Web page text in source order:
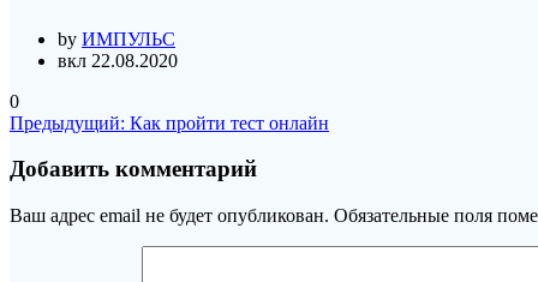
by ИМПУЛЬС
вкл 22.08.2020
0
Навигация
по
записям
Предыдущий: Предыдущая
Как пройти тест онлайн
Добавить комментарий
Ваш адрес email не будет опубликован. Обязательные поля